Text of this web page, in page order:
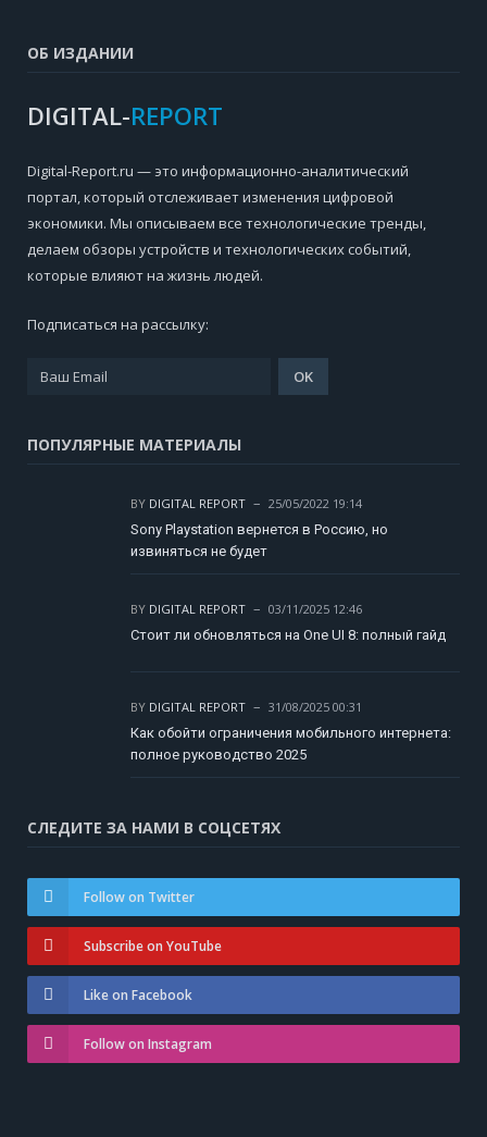
ОБ ИЗДАНИИ
DIGITAL-REPORT
Digital-Report.ru — это информационно-аналитический
портал, который отслеживает изменения цифровой
экономики. Мы описываем все технологические тренды,
делаем обзоры устройств и технологических событий,
которые влияют на жизнь людей.
Подписаться на рассылку:
ПОПУЛЯРНЫЕ МАТЕРИАЛЫ
BY DIGITAL REPORT
25/05/2022 19:14
Sony Playstation вернется в Россию, но
извиняться не будет
BY DIGITAL REPORT
03/11/2025 12:46
Стоит ли обновляться на One UI 8: полный гайд
BY DIGITAL REPORT
31/08/2025 00:31
Как обойти ограничения мобильного интернета:
полное руководство 2025
СЛЕДИТЕ ЗА НАМИ В СОЦСЕТЯХ
Follow on Twitter
Subscribe on YouTube
Like on Facebook
Follow on Instagram